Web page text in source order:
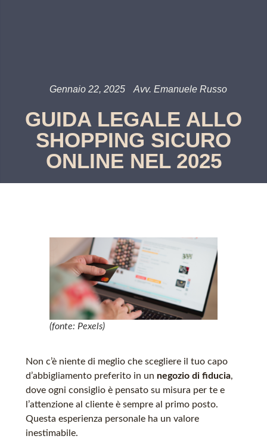
Gennaio 22, 2025 Avv. Emanuele Russo
GUIDA LEGALE ALLO
SHOPPING SICURO
ONLINE NEL 2025
(fonte: Pexels)
Non c’è niente di meglio che scegliere il tuo capo
d’abbigliamento preferito in un negozio di fiducia,
dove ogni consiglio è pensato su misura per te e
l’attenzione al cliente è sempre al primo posto.
Questa esperienza personale ha un valore
inestimabile.